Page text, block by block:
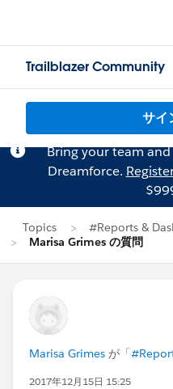
Trailblazer Community
サイ
Bring your team
Dreamforce.
Topics
#Reports &
Marisa Grimes の質問
Marisa Grimes が「
2017年12月15日 15:25